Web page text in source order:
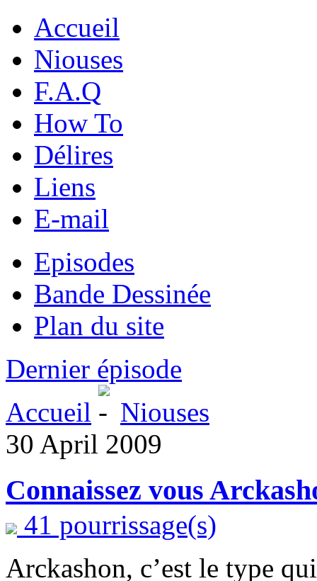
Accueil
Niouses
F.A.Q
How To
Délires
Liens
E-mail
Episodes
Bande Dessinée
Plan du site
Dernier épisode
Accueil
Niouses
30 April 2009
Connaissez vous
41 pourrissage(s)
Arckashon, c’est le type